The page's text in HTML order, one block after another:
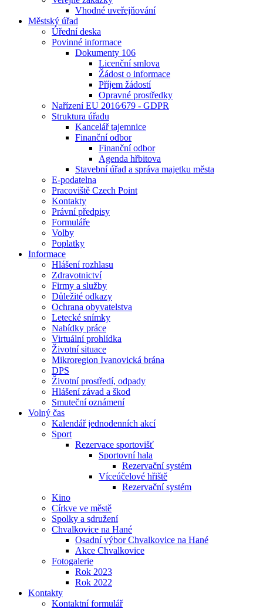
Vhodné uveřejňování
Městský úřad
Úřední deska
Povinné informace
Dokumenty 106
Licenční smlova
Žádost o informace
Příjem žádostí
Opravné prostředky
Nařízení EU 2016⁄679 - GDPR
Struktura úřadu
Kancelář tajemnice
Finanční odbor
Finanční odbor
Agenda hřbitova
Stavební úřad a správa majetku města
E-podatelna
Pracoviště Czech Point
Kontakty
Právní předpisy
Formuláře
Volby
Poplatky
Informace
Hlášení rozhlasu
Zdravotnictví
Firmy a služby
Důležité odkazy
Ochrana obyvatelstva
Letecké snímky
Nabídky práce
Virtuální prohlídka
Životní situace
Mikroregion Ivanovická brána
DPS
Životní prostředí, odpady
Hlášení závad a škod
Smuteční oznámení
Volný čas
Kalendář jednodenních akcí
Sport
Rezervace sportovišť
Sportovní hala
Rezervační systém
Víceúčelové hřiště
Rezervační systém
Kino
Církve ve městě
Spolky a sdružení
Chvalkovice na Hané
Osadní výbor Chvalkovice na Hané
Akce Chvalkovice
Fotogalerie
Rok 2023
Rok 2022
Kontakty
Kontaktní formulář